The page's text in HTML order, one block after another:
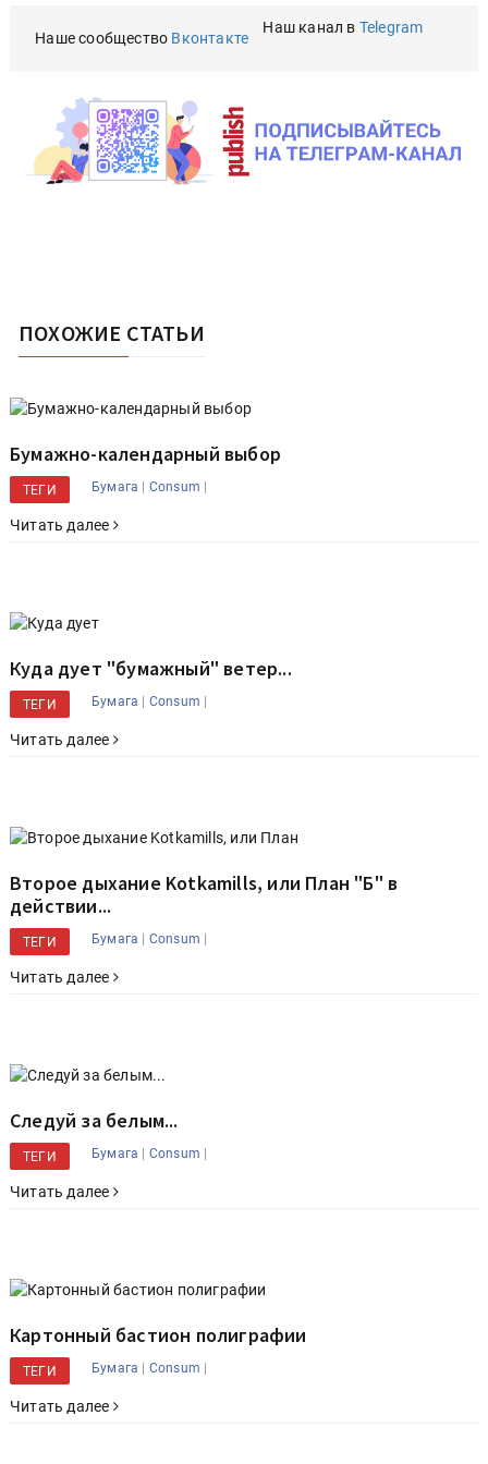
Наше сообщество Вконтакте
Наш канал в Telegram
ПОХОЖИЕ СТАТЬИ
Бумажно-календарный выбор
ТЕГИ Бумага | Consum |
Читать далее
Куда дует "бумажный" ветер...
ТЕГИ Бумага | Consum |
Читать далее
Второе дыхание Kotkamills, или План "Б" в
действии...
ТЕГИ Бумага | Consum |
Читать далее
Следуй за белым...
ТЕГИ Бумага | Consum |
Читать далее
Картонный бастион полиграфии
ТЕГИ Бумага | Consum |
Читать далее